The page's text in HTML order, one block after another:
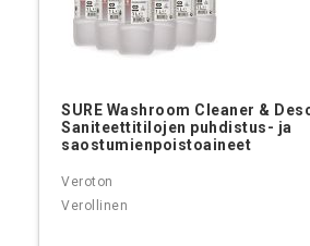
SURE Washroom Cleaner &
Saniteettitilojen puhdistus- ja
saostumienpoistoaineet